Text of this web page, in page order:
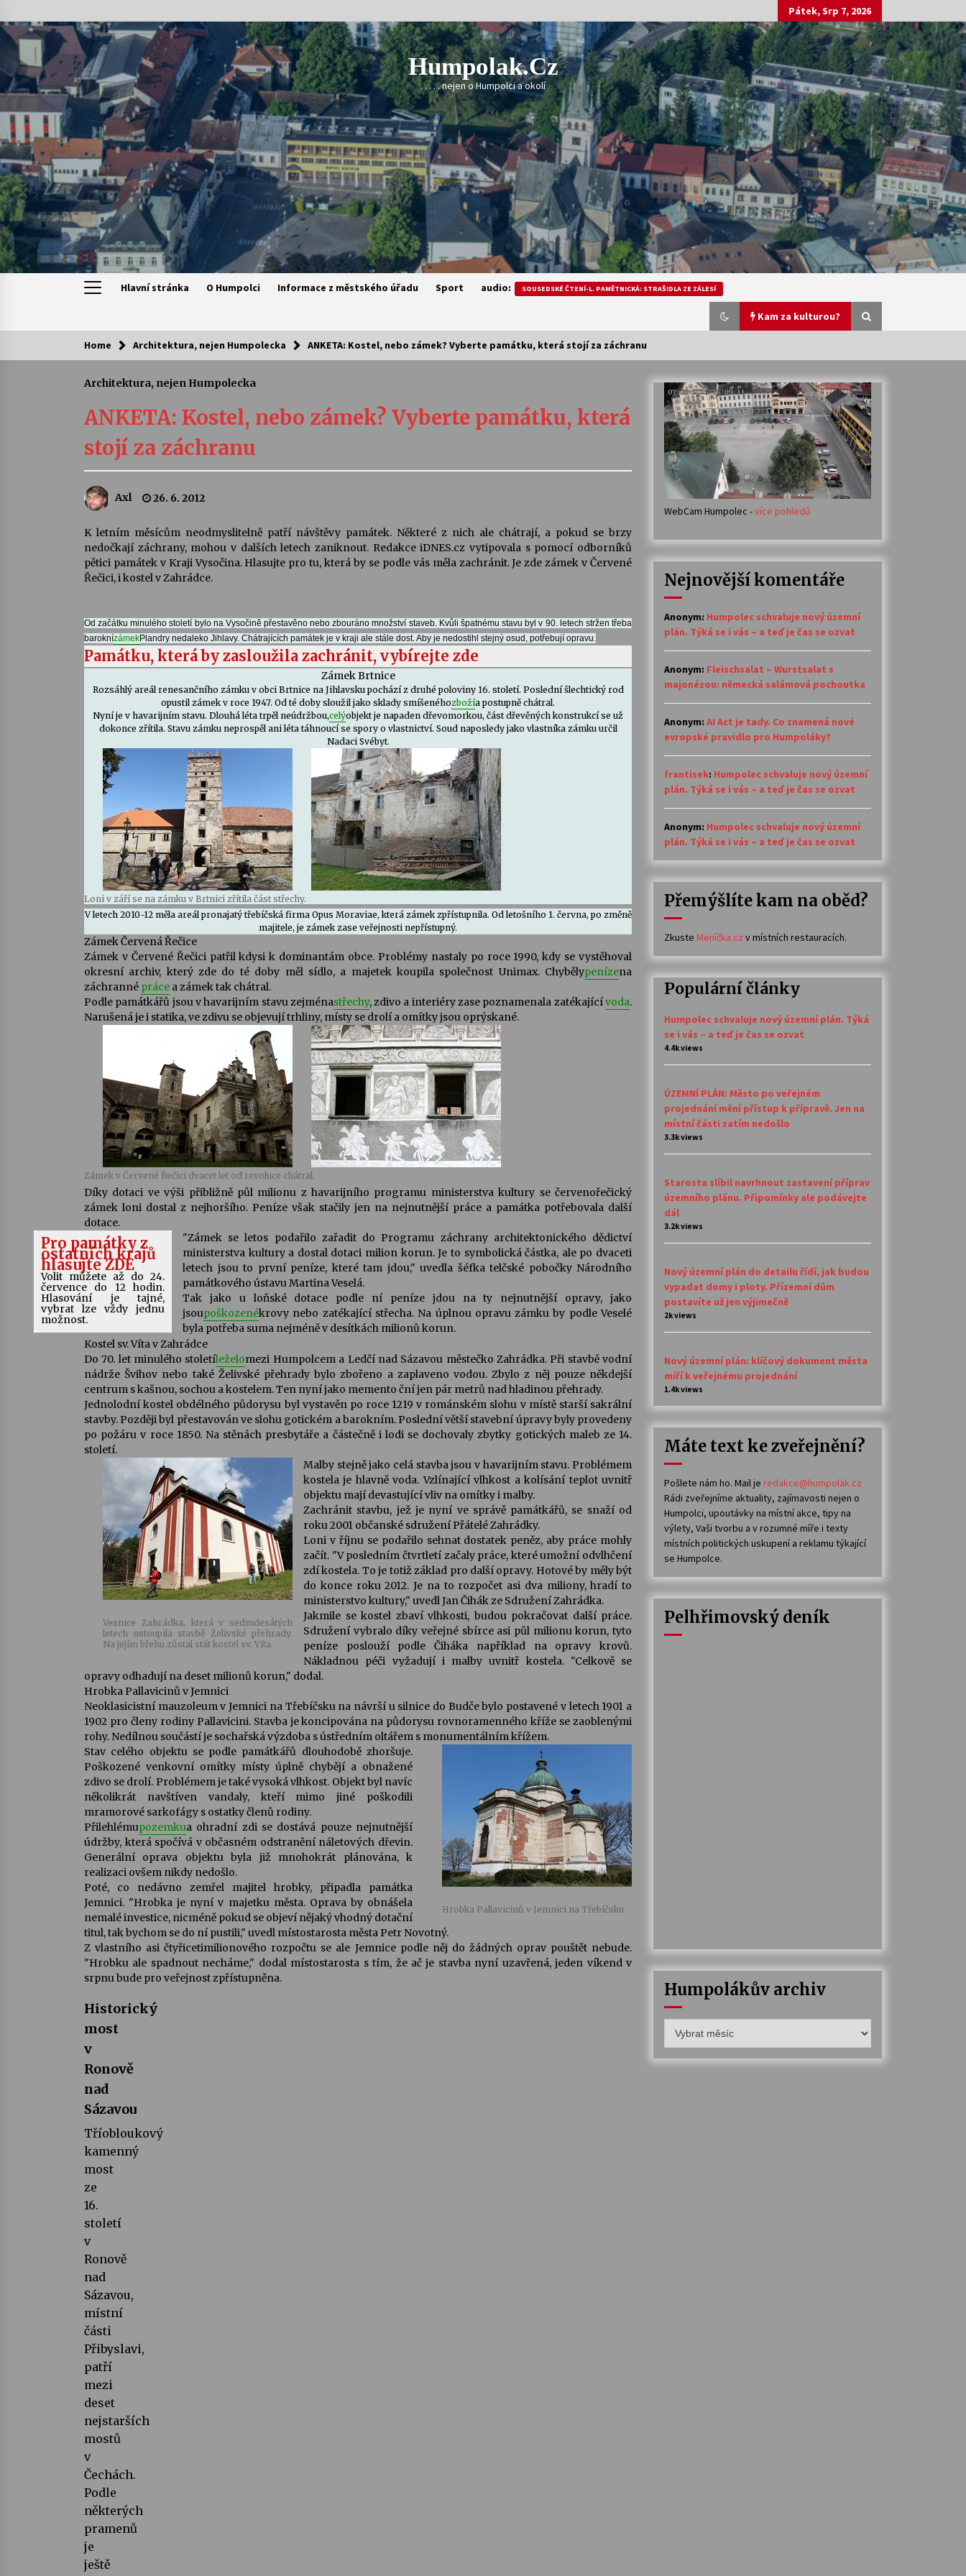
to
content
Pátek, Srp 7, 2026
Humpolak.cz
. . . . . nejen o Humpolci a okolí
Hlavní stránka O Humpolci Informace z městského úřadu Sport audio: SOUSEDSKÉ ČTENÍ-L. PAMĚTNICKÁ: STRAŠIDLA ZE ZÁLESÍ
Kam za kulturou?
Kam za kulturou?
Camerata a Sukuba Ensemble
4. 8. 2026
Stávám se kapkou
30. 7. 2026
Veselí muzikanti
30. 7. 2026
Quijotova šedesátka: 28. 7.–1. 8.
28. 7. 2026
Kolchoz a Jenakaši
Votavžatský ploty
23. 7. 2026
Letní koncerty ve Stromovce: Rufus
22. 7. 2026
Vysočinka
17. 7. 2026 14. 7. 2026
13. 7. 2026 3. 7. 2026
30. 6. 2026
Home Architektura, nejen Humpolecka ANKETA: Kostel, nebo zámek? Vyberte památku, která stojí za záchranu
Architektura, nejen Humpolecka
ANKETA: Kostel, nebo zámek? Vyberte památku, která
stojí za záchranu
Axl 26. 6. 2012
K letním měsícům neodmyslitelně patří návštěvy památek. Některé z nich ale chátrají, a pokud se brzy
nedočkají záchrany, mohou v dalších letech zaniknout. Redakce iDNES.cz vytipovala s pomocí odborníků
pětici památek v Kraji Vysočina. Hlasujte pro tu, která by se podle vás měla zachránit. Je zde zámek v Červené
Řečici, i kostel v Zahrádce.
Od začátku minulého století bylo na Vysočině přestavěno nebo zbouráno množství staveb. Kvůli špatnému stavu byl v 90. letech stržen třeba
baroknízámekPlandry nedaleko Jihlavy. Chátrajících památek je v kraji ale stále dost. Aby je nedostihl stejný osud, potřebují opravu.
Památku, která by zasloužila zachránit, vybírejte zde
Zámek Brtnice
Rozsáhlý areál renesančního zámku v obci Brtnice na Jihlavsku pochází z druhé poloviny 16. století. Poslední šlechtický rod
opustil zámek v roce 1947. Od té doby sloužil jako sklady smíšenéhozbožía postupně chátral.
Nyní je v havarijním stavu. Dlouhá léta trpěl neúdržbou,celýobjekt je napaden dřevomorkou, část dřevěných konstrukcí se už
dokonce zřítila. Stavu zámku neprospěl ani léta táhnoucí se spory o vlastnictví. Soud naposledy jako vlastníka zámku určil
Nadaci Svébyt.
Loni v září se na zámku v Brtnici zřítila část střechy.
V letech 2010-12 měla areál pronajatý třebíčská firma Opus Moraviae, která zámek zpřístupnila. Od letošního 1. června, po změně
majitele, je zámek zase veřejnosti nepřístupný.
Zámek Červená Řečice
Zámek v Červené Řečici patřil kdysi k dominantám obce. Problémy nastaly po roce 1990, kdy se vystěhoval
okresní archiv, který zde do té doby měl sídlo, a majetek koupila společnost Unimax. Chybělypenízena
záchranné práce a zámek tak chátral.
Podle památkářů jsou v havarijním stavu zejménastřechy, zdivo a interiéry zase poznamenala zatékajícívoda.
Narušená je i statika, ve zdivu se objevují trhliny, místy se drolí a omítky jsou oprýskané.
Zámek v Červené Řečici dvacet let od revoluce chátral.
Díky dotaci ve výši přibližně půl milionu z havarijního programu ministerstva kultury se červenořečický
zámek loni dostal z nejhoršího. Peníze však stačily jen na nejnutnější práce a památka potřebovala další
dotace.
Pro památky z
ostatních krajů
hlasujte ZDE
Volit můžete až do 24.
července do 12 hodin.
Hlasování je tajné,
vybrat lze vždy jednu
možnost.
"Zámek se letos podařilo zařadit do Programu záchrany architektonického dědictví
ministerstva kultury a dostal dotaci milion korun. Je to symbolická částka, ale po dvaceti
letech jsou to první peníze, které tam jdou," uvedla šéfka telčské pobočky Národního
památkového ústavu Martina Veselá.
Tak jako u loňské dotace podle ní peníze jdou na ty nejnutnější opravy, jako
jsoupoškozenékrovy nebo zatékající střecha. Na úplnou opravu zámku by podle Veselé
byla potřeba suma nejméně v desítkách milionů korun.
Kostel sv. Víta v Zahrádce
Do 70. let minulého stoletíleželomezi Humpolcem a Ledčí nad Sázavou městečko Zahrádka. Při stavbě vodní
nádrže Švihov nebo také Želivské přehrady bylo zbořeno a zaplaveno vodou. Zbylo z něj pouze někdejší
centrum s kašnou, sochou a kostelem. Ten nyní jako memento ční jen pár metrů nad hladinou přehrady.
Jednolodní kostel obdélného půdorysu byl vystavěn po roce 1219 v románském slohu v místě starší sakrální
stavby. Později byl přestavován ve slohu gotickém a barokním. Poslední větší stavební úpravy byly provedeny
po požáru v roce 1850. Na stěnách presbytáře a částečně i lodi se dochovaly zbytky gotických maleb ze 14.
století.
Vesnice Zahrádka, která v sedmdesátých
letech ustoupila stavbě Želivské přehrady.
Na jejím břehu zůstal stát kostel sv. Víta.
Malby stejně jako celá stavba jsou v havarijním stavu. Problémem
kostela je hlavně voda. Vzlínající vlhkost a kolísání teplot uvnitř
objektu mají devastující vliv na omítky i malby.
Zachránit stavbu, jež je nyní ve správě památkářů, se snaží od
roku 2001 občanské sdružení Přátelé Zahrádky.
Loni v říjnu se podařilo sehnat dostatek peněz, aby práce mohly
začít. "V posledním čtvrtletí začaly práce, které umožní odvlhčení
zdí kostela. To je totiž základ pro další opravy. Hotové by měly být
do konce roku 2012. Je na to rozpočet asi dva miliony, hradí to
ministerstvo kultury," uvedl Jan Čihák ze Sdružení Zahrádka.
Jakmile se kostel zbaví vlhkosti, budou pokračovat další práce.
Sdružení vybralo díky veřejné sbírce asi půl milionu korun, tyto
peníze poslouží podle Čiháka například na opravy krovů.
Nákladnou péči vyžadují i malby uvnitř kostela. "Celkově se
opravy odhadují na deset milionů korun," dodal.
Hrobka Pallavicinů v Jemnici
Neoklasicistní mauzoleum v Jemnici na Třebíčsku na návrší u silnice do Budče bylo postavené v letech 1901 a
1902 pro členy rodiny Pallavicini. Stavba je koncipována na půdorysu rovnoramenného kříže se zaoblenými
rohy. Nedílnou součástí je sochařská výzdoba s ústředním oltářem s monumentálním křížem.
Hrobka Pallavicinů v Jemnici na Třebíčsku
Stav celého objektu se podle památkářů dlouhodobě zhoršuje.
Poškozené venkovní omítky místy úplně chybějí a obnažené
zdivo se drolí. Problémem je také vysoká vlhkost. Objekt byl navíc
několikrát navštíven vandaly, kteří mimo jiné poškodili
mramorové sarkofágy s ostatky členů rodiny.
Přilehlémupozemkua ohradní zdi se dostává pouze nejnutnější
údržby, která spočívá v občasném odstranění náletových dřevin.
Generální oprava objektu byla již mnohokrát plánována, k
realizaci ovšem nikdy nedošlo.
Poté, co nedávno zemřel majitel hrobky, připadla památka
Jemnici. "Hrobka je nyní v majetku města. Oprava by obnášela
nemalé investice, nicméně pokud se objeví nějaký vhodný dotační
titul, tak bychom se do ní pustili," uvedl místostarosta města Petr Novotný.
Z vlastního asi čtyřicetimilionového rozpočtu se ale Jemnice podle něj do žádných oprav pouštět nebude.
"Hrobku ale spadnout necháme," dodal místostarosta s tím, že ač je stavba nyní uzavřená, jeden víkend v
srpnu bude pro veřejnost zpřístupněna.
Historický
most
v
Ronově
nad
Sázavou
Tříobloukový
kamenný
most
ze
16.
století
v
Ronově
nad
Sázavou,
místní
části
Přibyslavi,
patří
mezi
deset
nejstarších
mostů
v
Čechách.
Podle
některých
pramenů
je
ještě
WebCam Humpolec -více pohledů
Nejnovější komentáře
Anonym: Humpolec schvaluje nový územní
plán. Týká se i vás – a teď je čas se ozvat
Anonym: Fleischsalat – Wurstsalat s
majonézou: německá salámová pochoutka
Anonym: AI Act je tady. Co znamená nové
evropské pravidlo pro Humpoláky?
frantisek: Humpolec schvaluje nový územní
plán. Týká se i vás – a teď je čas se ozvat
Anonym: Humpolec schvaluje nový územní
plán. Týká se i vás – a teď je čas se ozvat
Přemýšlíte kam na oběd?
Zkuste Meníčka.cz v místních restauracích.
Populární články
Humpolec schvaluje nový územní plán. Týká
se i vás – a teď je čas se ozvat
4.4k views
ÚZEMNÍ PLÁN: Město po veřejném
projednání mění přístup k přípravě. Jen na
místní části zatím nedošlo
3.3k views
Starosta slíbil navrhnout zastavení příprav
územního plánu. Připomínky ale podávejte
dál
3.2k views
Nový územní plán do detailu řídí, jak budou
vypadat domy i ploty. Přízemní dům
postavíte už jen výjimečně
2k views
Nový územní plán: klíčový dokument města
míří k veřejnému projednání
1.4k views
Máte text ke zveřejnění?
Pošlete nám ho. Mail je redakce@humpolak.cz
Rádi zveřejníme aktuality, zajímavosti nejen o
Humpolci, upoutávky na místní akce, tipy na
výlety, Vaši tvorbu a v rozumné míře i texty
místních politických uskupení a reklamu týkající
se Humpolce.
Pelhřimovský deník
Humpolákův archiv
archiv